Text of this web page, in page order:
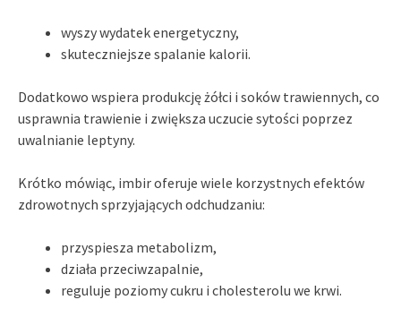
wyszy wydatek energetyczny,
skuteczniejsze spalanie kalorii.
Dodatkowo wspiera produkcję żółci i soków trawiennych, co
usprawnia trawienie i zwiększa uczucie sytości poprzez
uwalnianie leptyny.
Krótko mówiąc, imbir oferuje wiele korzystnych efektów
zdrowotnych sprzyjających odchudzaniu:
przyspiesza metabolizm,
działa przeciwzapalnie,
reguluje poziomy cukru i cholesterolu we krwi.